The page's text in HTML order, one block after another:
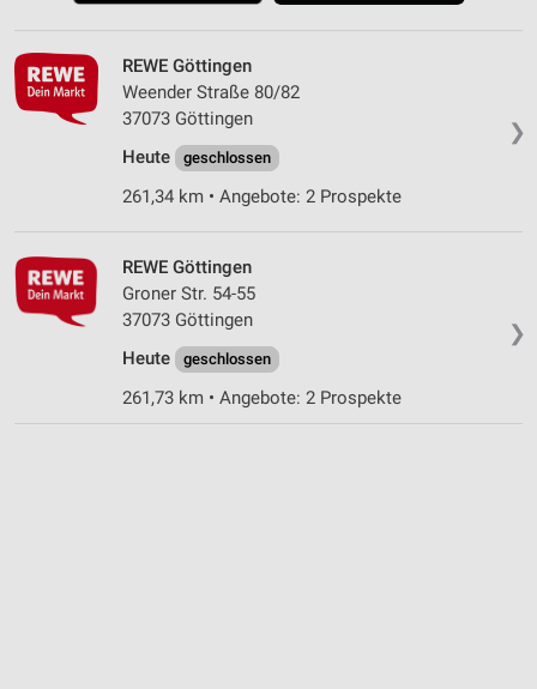
❯
REWE Göttingen
Weender Straße 80/82
37073 Göttingen
Heute
geschlossen
261,34 km • Angebote: 2 Prospekte
❯
REWE Göttingen
Groner Str. 54-55
37073 Göttingen
Heute
geschlossen
261,73 km • Angebote: 2 Prospekte